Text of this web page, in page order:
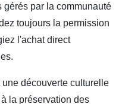
gérés par la communauté
toujours la permission
l'achat direct
découverte culturelle
la préservation des